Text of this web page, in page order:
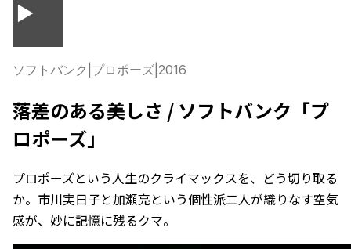
▶
ソフトバンク プロポーズ 2016
落差のある美しさ / ソフトバンク「プ
ロポーズ」
プロポーズという人生のクライマックスを、どう切り取る
か。市川実日子と加瀬亮という個性派二人が織りなす空気
感が、妙に記憶に残るクマ。